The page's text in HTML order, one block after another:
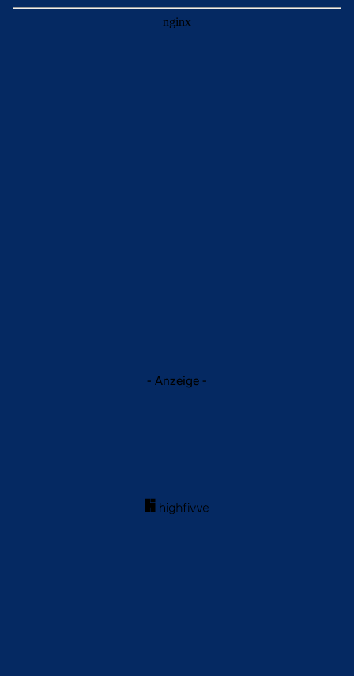
- Anzeige -